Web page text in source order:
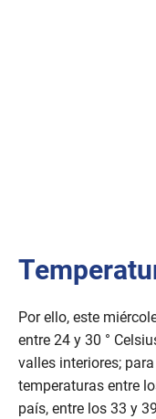
Por ello, este
entre 24 y 30 °
valles interiores;
temperaturas entre
país, entre los 33 y